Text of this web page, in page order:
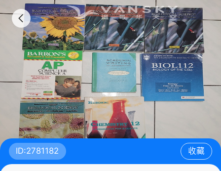
ID:2781182 收藏